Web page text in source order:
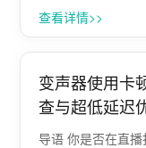
数。视觉上的滤镜
和“伪装”？想要在
查看详情>>
变声器使用卡
查与超低延迟
导语 你是否在直